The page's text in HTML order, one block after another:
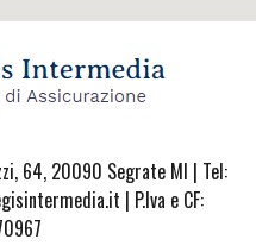
64, 20090 Segrate MI | Tel:
| P.Iva e CF: